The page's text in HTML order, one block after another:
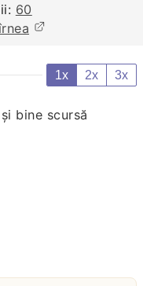
60
1x 2x 3x
bine scursă